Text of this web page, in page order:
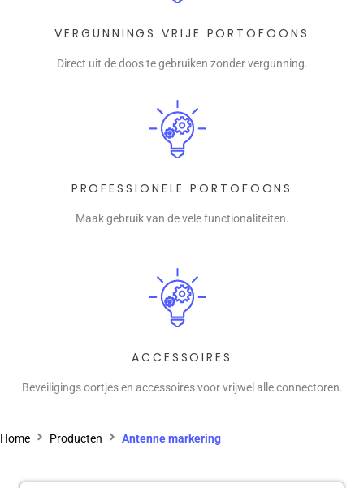
VERGUNNINGS VRIJE PORTOFOONS
Direct uit de doos te gebruiken zonder vergunning.
PROFESSIONELE PORTOFOONS
Maak gebruik van de vele functionaliteiten.
ACCESSOIRES
Beveiligings oortjes en accessoires voor vrijwel alle connectoren.
Home Producten Antenne markering